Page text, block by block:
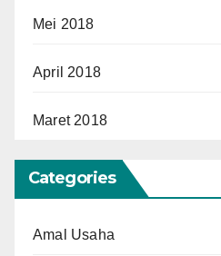
Mei 2018
April 2018
Maret 2018
Categories
Amal Usaha